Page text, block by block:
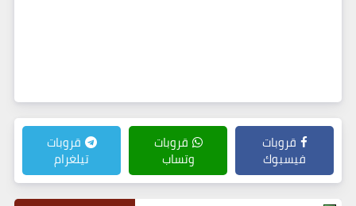
قروبات
فيسبوك
قروبات
وتساب
قروبات
تيلغرام